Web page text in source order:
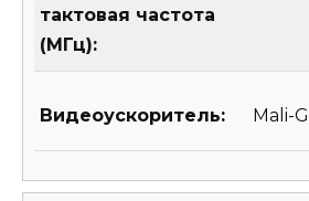
тактовая частота
(МГц):
Видеоускоритель: Mali-